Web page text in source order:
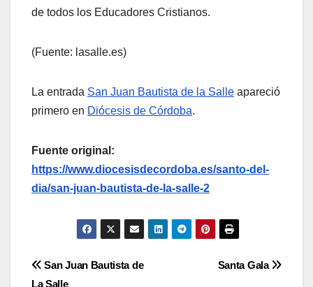
de todos los Educadores Cristianos.
(Fuente: lasalle.es)
La entrada San Juan Bautista de la Salle apareció
primero en Diócesis de Córdoba.
Fuente original:
https://www.diocesisdecordoba.es/santo-del-
dia/san-juan-bautista-de-la-salle-2
Navegación
Santa Gala
San Juan Bautista de
La Salle